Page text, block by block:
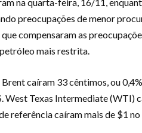
preocupações de menor
compensaram as
mais restrita.
caíram 33 cêntimos, ou
Texas Intermediate (WTI)
referência caíram mais de $1 no